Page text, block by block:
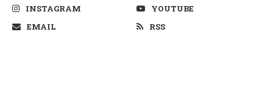
INSTAGRAM
YOUTUBE
EMAIL
RSS